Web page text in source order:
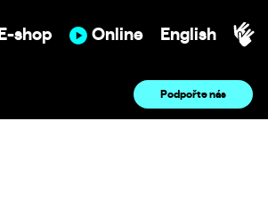
E-shop Online English
Podpořte nás